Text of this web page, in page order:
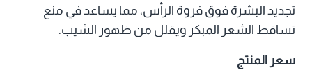
تجديد البشرة فوق فروة الرأس، مما يساعد في منع
تساقط الشعر المبكر ويقلل من ظهور الشيب.
سعر المنتج